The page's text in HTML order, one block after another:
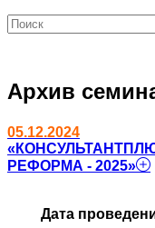
Архив
05.12.2024
РЕФОРМА - 2025»
Дата